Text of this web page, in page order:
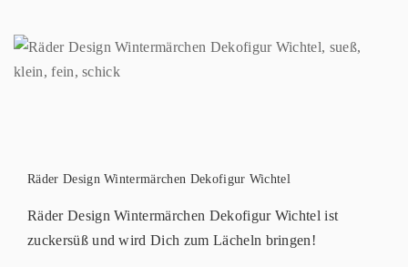
Räder Design Wintermärchen Dekofigur Wichtel
Räder Design Wintermärchen Dekofigur Wichtel ist
zuckersüß und wird Dich zum Lächeln bringen!